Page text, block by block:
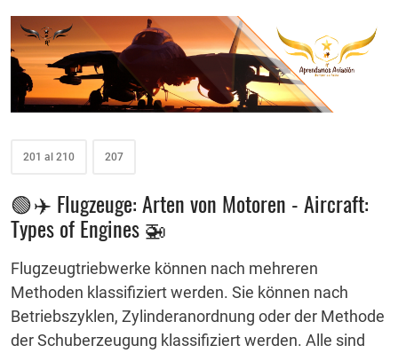
201 al 210 207
🟢 ✈️ Flugzeuge: Arten von Motoren - Aircraft:
Types of Engines 🚁
Flugzeugtriebwerke können nach mehreren
Methoden klassifiziert werden. Sie können nach
Betriebszyklen, Zylinderanordnung oder der Methode
der Schuberzeugung klassifiziert werden. Alle sind